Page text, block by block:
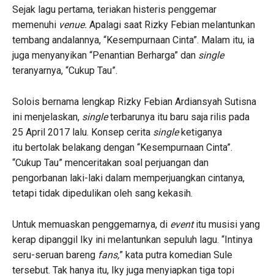
Sejak lagu pertama, teriakan histeris penggemar
memenuhi venue. Apalagi saat Rizky Febian melantunkan
tembang andalannya, “Kesempurnaan Cinta”. Malam itu, ia
juga menyanyikan “Penantian Berharga” dan single
teranyarnya, “Cukup Tau”.
Solois bernama lengkap Rizky Febian Ardiansyah Sutisna
ini menjelaskan, singleterbarunya itu baru saja rilis pada
25 April 2017 lalu. Konsep cerita single ketiganya
itu bertolak belakang dengan “Kesempurnaan Cinta”.
“Cukup Tau” menceritakan soal perjuangan dan
pengorbanan laki-laki dalam memperjuangkan cintanya,
tetapi tidak dipedulikan oleh sang kekasih.
Untuk memuaskan penggemarnya, di eventitu musisi yang
kerap dipanggil Iky ini melantunkan sepuluh lagu. “Intinya
seru-seruan bareng fans,” kata putra komedian Sule
tersebut. Tak hanya itu, Iky juga menyiapkan tiga topi